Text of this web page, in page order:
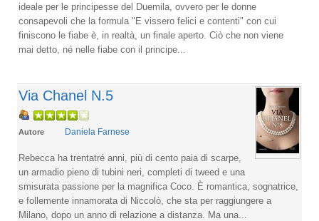
ideale per le principesse del Duemila, ovvero per le donne
consapevoli che la formula "E vissero felici e contenti" con cui
finiscono le fiabe è, in realtà, un finale aperto. Ciò che non viene
mai detto, né nelle fiabe con il principe...
Via Chanel N.5
Autore Daniela Farnese
Rebecca ha trentatré anni, più di cento paia di scarpe,
un armadio pieno di tubini neri, completi di tweed e una
smisurata passione per la magnifica Coco. È romantica, sognatrice,
e follemente innamorata di Niccolò, che sta per raggiungere a
Milano, dopo un anno di relazione a distanza. Ma una...